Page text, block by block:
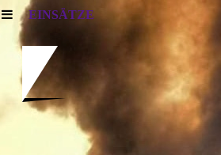
EINSÄTZE